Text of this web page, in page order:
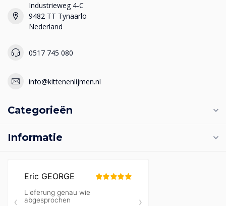
Industrieweg 4-C
9482 TT Tynaarlo
Nederland
0517 745 080
info@kittenenlijmen.nl
Categorieën
Informatie